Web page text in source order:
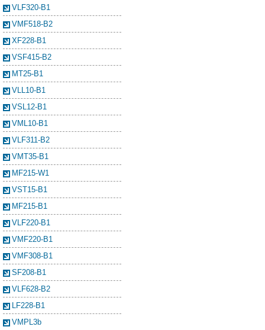
VLF320-B1
VMF518-B2
XF228-B1
VSF415-B2
MT25-B1
VLL10-B1
VSL12-B1
VML10-B1
VLF311-B2
VMT35-B1
MF215-W1
VST15-B1
MF215-B1
VLF220-B1
VMF220-B1
VMF308-B1
SF208-B1
VLF628-B2
LF228-B1
VMPL3b